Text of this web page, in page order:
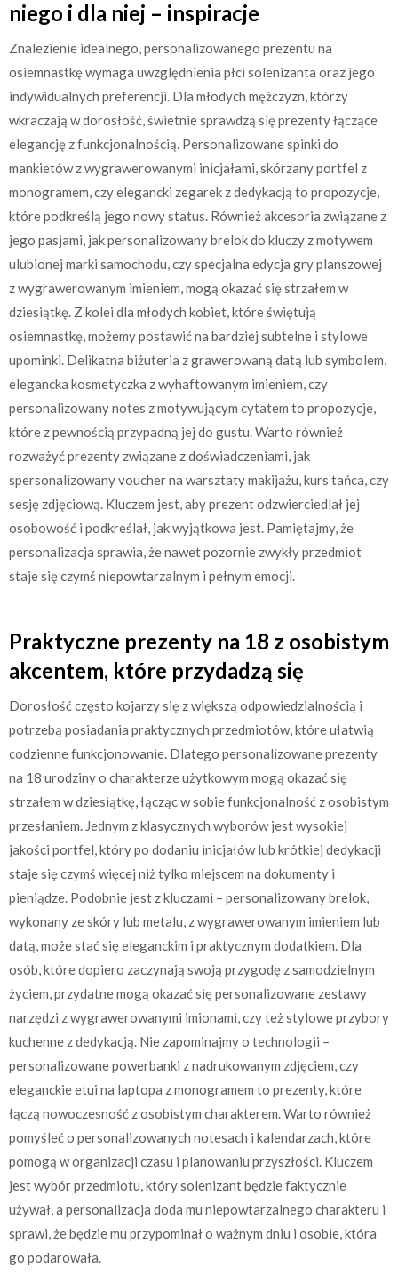
niego i dla niej – inspiracje
Znalezienie idealnego, personalizowanego prezentu na
osiemnastkę wymaga uwzględnienia płci solenizanta oraz jego
indywidualnych preferencji. Dla młodych mężczyzn, którzy
wkraczają w dorosłość, świetnie sprawdzą się prezenty łączące
elegancję z funkcjonalnością. Personalizowane spinki do
mankietów z wygrawerowanymi inicjałami, skórzany portfel z
monogramem, czy elegancki zegarek z dedykacją to propozycje,
które podkreślą jego nowy status. Również akcesoria związane z
jego pasjami, jak personalizowany brelok do kluczy z motywem
ulubionej marki samochodu, czy specjalna edycja gry planszowej
z wygrawerowanym imieniem, mogą okazać się strzałem w
dziesiątkę. Z kolei dla młodych kobiet, które świętują
osiemnastkę, możemy postawić na bardziej subtelne i stylowe
upominki. Delikatna biżuteria z grawerowaną datą lub symbolem,
elegancka kosmetyczka z wyhaftowanym imieniem, czy
personalizowany notes z motywującym cytatem to propozycje,
które z pewnością przypadną jej do gustu. Warto również
rozważyć prezenty związane z doświadczeniami, jak
spersonalizowany voucher na warsztaty makijażu, kurs tańca, czy
sesję zdjęciową. Kluczem jest, aby prezent odzwierciedlał jej
osobowość i podkreślał, jak wyjątkowa jest. Pamiętajmy, że
personalizacja sprawia, że nawet pozornie zwykły przedmiot
staje się czymś niepowtarzalnym i pełnym emocji.
Praktyczne prezenty na 18 z osobistym
akcentem, które przydadzą się
Dorosłość często kojarzy się z większą odpowiedzialnością i
potrzebą posiadania praktycznych przedmiotów, które ułatwią
codzienne funkcjonowanie. Dlatego personalizowane prezenty
na 18 urodziny o charakterze użytkowym mogą okazać się
strzałem w dziesiątkę, łącząc w sobie funkcjonalność z osobistym
przesłaniem. Jednym z klasycznych wyborów jest wysokiej
jakości portfel, który po dodaniu inicjałów lub krótkiej dedykacji
staje się czymś więcej niż tylko miejscem na dokumenty i
pieniądze. Podobnie jest z kluczami – personalizowany brelok,
wykonany ze skóry lub metalu, z wygrawerowanym imieniem lub
datą, może stać się eleganckim i praktycznym dodatkiem. Dla
osób, które dopiero zaczynają swoją przygodę z samodzielnym
życiem, przydatne mogą okazać się personalizowane zestawy
narzędzi z wygrawerowanymi imionami, czy też stylowe przybory
kuchenne z dedykacją. Nie zapominajmy o technologii –
personalizowane powerbanki z nadrukowanym zdjęciem, czy
eleganckie etui na laptopa z monogramem to prezenty, które
łączą nowoczesność z osobistym charakterem. Warto również
pomyśleć o personalizowanych notesach i kalendarzach, które
pomogą w organizacji czasu i planowaniu przyszłości. Kluczem
jest wybór przedmiotu, który solenizant będzie faktycznie
używał, a personalizacja doda mu niepowtarzalnego charakteru i
sprawi, że będzie mu przypominał o ważnym dniu i osobie, która
go podarowała.